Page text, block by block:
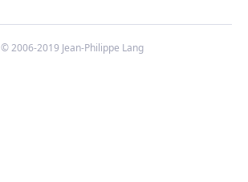
© 2006-2019 Jean-Philippe Lang